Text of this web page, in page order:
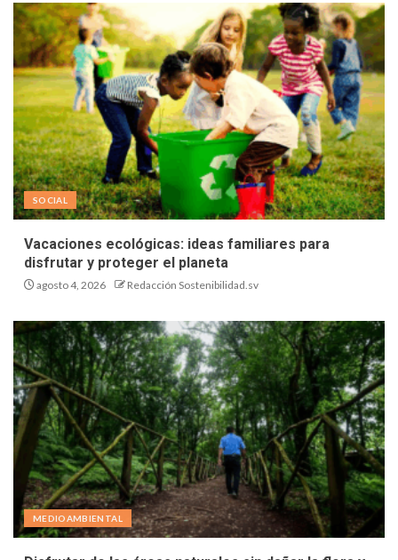
SOCIAL
Vacaciones ecológicas: ideas familiares para
disfrutar y proteger el planeta
agosto 4, 2026 Redacción Sostenibilidad.sv
MEDIOAMBIENTAL